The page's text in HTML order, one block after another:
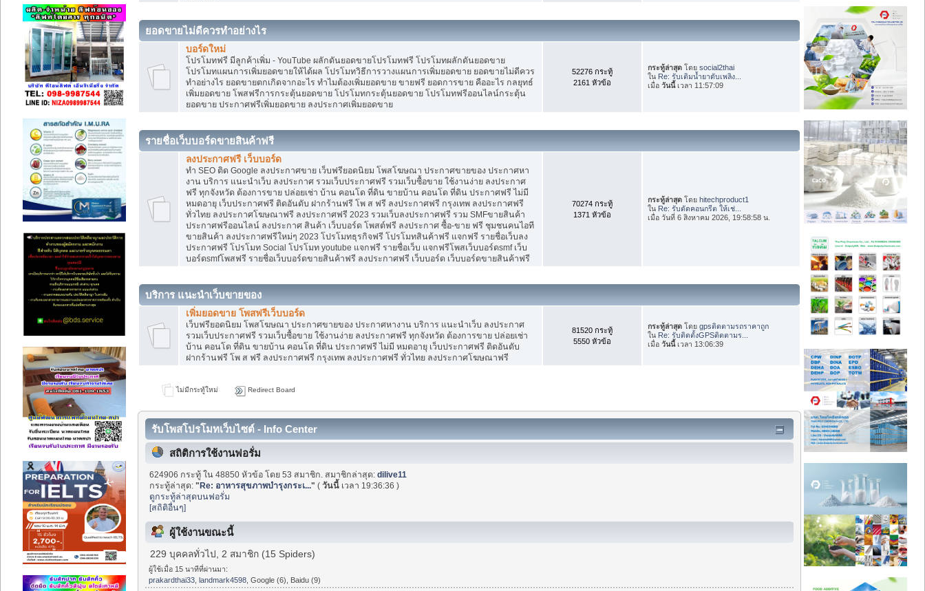
ยอดขายไม่ดีควรทำอย่างไร
บอร์ดใหม่
โปรโมทฟรี มีลูกค้าเพิ่ม - YouTube ผลักดันยอดขายโปรโมทฟรี โปรโมทผลักดันยอดขาย
โปรโมทแผนการเพิ่มยอดขายให้ได้ผล โปรโมทวิธีการวางแผนการเพิ่มยอดขาย ยอดขายไม่ดีควร
ทำอย่างไร ยอดขายตกเกิดจากอะไร ทำไมต้องเพิ่มยอดขาย ขายฟรี ยอดการขาย คืออะไร กลยุทธ์
เพิ่มยอดขาย โพสฟรีการกระตุ้นยอดขาย โปรโมทกระตุ้นยอดขาย โปรโมทฟรีออนไลน์กระตุ้น
ยอดขาย ประกาศฟรีเพิ่มยอดขาย ลงประกาศเพิ่มยอดขาย
52276 กระทู้
2161 หัวข้อ
กระทู้ล่าสุด โดยsocial2thai
ใน Re: รับเติมน้ำยาดับเพลิง...
เมื่อวันนี้เวลา 11:57:09
รายชื่อเว็บบอร์ดขายสินค้าฟรี
ลงประกาศฟรี เว็บบอร์ด
ทำ SEO ติด Google ลงประกาศขาย เว็บฟรียอดนิยม โพสโฆษณา ประกาศขายของ ประกาศหา
งาน บริการ แนะนำเว็บ ลงประกาศ รวมเว็บประกาศฟรี รวมเว็บซื้อขาย ใช้งานง่าย ลงประกาศ
ฟรี ทุกจังหวัด ต้องการขาย ปล่อยเช่า บ้าน คอนโด ที่ดิน ขายบ้าน คอนโด ที่ดิน ประกาศฟรี ไม่มี
หมดอายุ เว็บประกาศฟรี ติดอันดับ ฝากร้านฟรี โพ ส ฟรี ลงประกาศฟรี กรุงเทพ ลงประกาศฟรี
ทั่วไทย ลงประกาศโฆษณาฟรี ลงประกาศฟรี 2023 รวมเว็บลงประกาศฟรี รวม SMFขายสินค้า
ประกาศฟรีออนไลน์ ลงประกาศ สินค้า เว็บบอร์ด โพสต์ฟรี ลงประกาศ ซื้อ-ขาย ฟรี ชุมชนคนไอที
ขายสินค้า ลงประกาศฟรีใหม่ๆ 2023 โปรโมทธุรกิจฟรี โปรโมทสินค้าฟรี แจกฟรี รายชื่อเว็บลง
ประกาศฟรี โปรโมท Social โปรโมท youtube แจกฟรี รายชื่อเว็บ แจกฟรีโพสเว็บบอร์ดsmf เว็บ
บอร์ดsmfโพสฟรี รายชื่อเว็บบอร์ดขายสินค้าฟรี ลงประกาศฟรี เว็บบอร์ด เว็บบอร์ดขายสินค้าฟรี
70274 กระทู้
1371 หัวข้อ
กระทู้ล่าสุด โดยhitechproduct1
ใน Re: รับตัดคอนกรีต ให้เช่...
เมื่อ วันที่ 6 สิงหาคม 2026, 19:58:58 น.
บริการ แนะนำเว็บขายของ
เพิ่มยอดขาย โพสฟรีเว็บบอร์ด
เว็บฟรียอดนิยม โพสโฆษณา ประกาศขายของ ประกาศหางาน บริการ แนะนำเว็บ ลงประกาศ
รวมเว็บประกาศฟรี รวมเว็บซื้อขาย ใช้งานง่าย ลงประกาศฟรี ทุกจังหวัด ต้องการขาย ปล่อยเช่า
บ้าน คอนโด ที่ดิน ขายบ้าน คอนโด ที่ดิน ประกาศฟรี ไม่มี หมดอายุ เว็บประกาศฟรี ติดอันดับ
ฝากร้านฟรี โพ ส ฟรี ลงประกาศฟรี กรุงเทพ ลงประกาศฟรี ทั่วไทย ลงประกาศโฆษณาฟรี
81520 กระทู้
5550 หัวข้อ
กระทู้ล่าสุด โดยgpsติดตามรถราคาถูก
ใน Re: รับติดตั้งGPSติดตามร...
เมื่อวันนี้เวลา 13:06:39
ไม่มีกระทู้ใหม่ Redirect Board
รับโพสโปรโมทเว็บไซต์ - Info Center
สถิติการใช้งานฟอรั่ม
624906 กระทู้ ใน 48850 หัวข้อ โดย 53 สมาชิก. สมาชิกล่าสุด:dilive11
กระทู้ล่าสุด:"Re: อาหารสุขภาพบำรุงกระเ..." (วันนี้ เวลา 19:36:36 )
ดูกระทู้ล่าสุดบนฟอรั่ม
[สถิติอื่นๆ]
ผู้ใช้งานขณะนี้
229 บุคคลทั่วไป, 2 สมาชิก (15 Spiders)
ผู้ใช้เมื่อ 15 นาทีที่ผ่านมา:
prakardthai33 ,landmark4598 , Google (6), Baidu (9)